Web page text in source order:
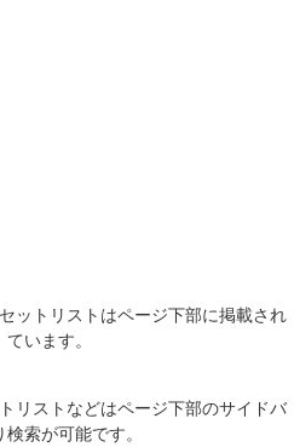
ットリストはページ下部に掲載され
ています。
リストなどはページ下部のサイドバ
検索が可能です。